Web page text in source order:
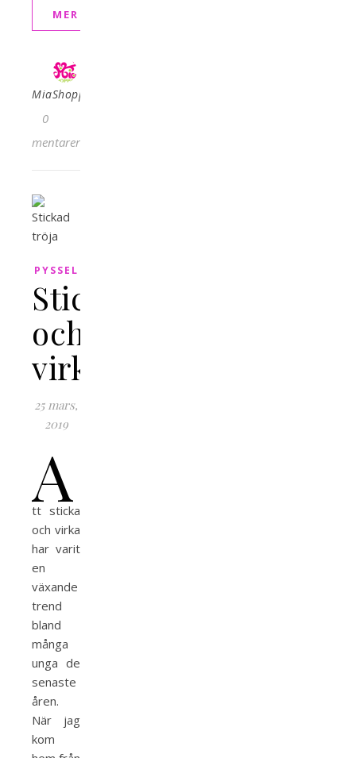
MER
MiaShopping
0
kommentarer
PYSSEL
Sticka
och
virka
25 mars,
2019
A
tt sticka
och virka
har varit
en
växande
trend
bland
många
unga de
senaste
åren.
När jag
kom